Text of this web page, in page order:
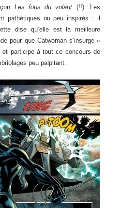
Les fous du volant (!!). Les
pathétiques ou peu inspirés : il
dise qu’elle est la meilleure
pour que Catwoman s’insurge «
participe à tout ce concours de
peu palpitant.